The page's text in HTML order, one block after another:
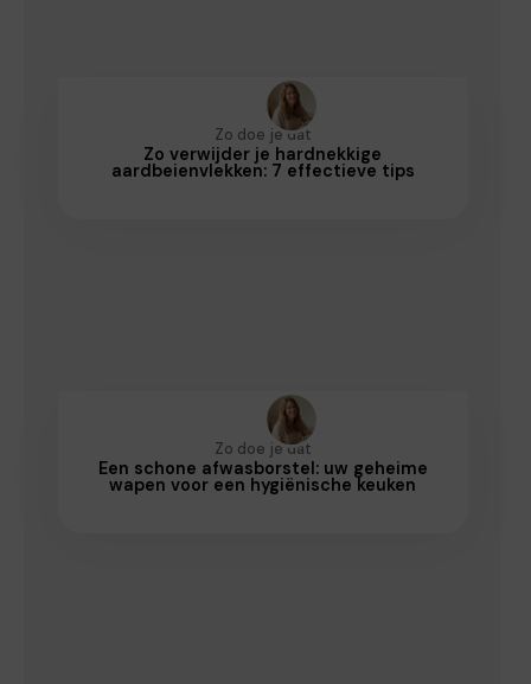
Zo doe je dat
Zo verwijder je hardnekkige
aardbeienvlekken: 7 effectieve tips
Zo doe je dat
Een schone afwasborstel: uw geheime
wapen voor een hygiënische keuken